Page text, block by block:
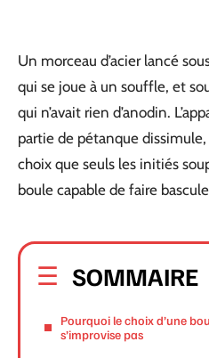
Un morceau d’acier lancé
qui se joue à un souffle, et
qui n’avait rien d’anodin.
partie de pétanque
choix que seuls les initiés
boule capable de faire
SOMMAIRE
Pourquoi le choix d’une
s’improvise pas